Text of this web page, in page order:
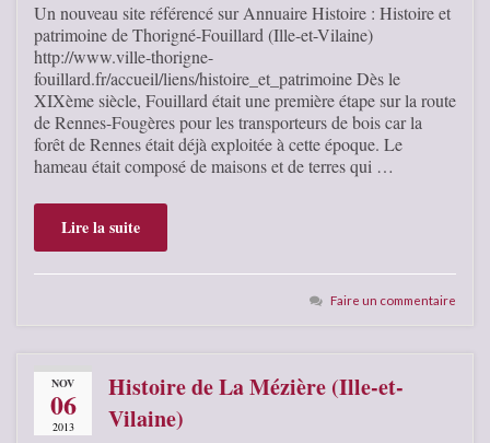
Un nouveau site référencé sur Annuaire Histoire : Histoire et
patrimoine de Thorigné-Fouillard (Ille-et-Vilaine)
http://www.ville-thorigne-
fouillard.fr/accueil/liens/histoire_et_patrimoine Dès le
XIXème siècle, Fouillard était une première étape sur la route
de Rennes-Fougères pour les transporteurs de bois car la
forêt de Rennes était déjà exploitée à cette époque. Le
hameau était composé de maisons et de terres qui …
Lire la suite
Faire un commentaire
NOV
06
2013
Histoire de La Mézière (Ille-et-
Vilaine)